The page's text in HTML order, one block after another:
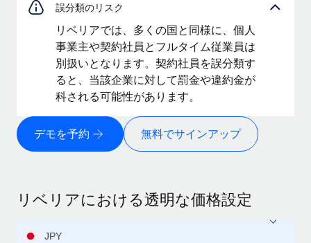
誤分類のリスク
リベリアでは、多くの国と同様に、個人
事業主や契約社員とフルタイム従業員は
別扱いとなります。契約社員を誤分類す
ると、当該企業に対して罰金や違約金が
科される可能性があります。
デモを予約 無料でサインアップ
リベリアにおける透明な価格設定
JPY